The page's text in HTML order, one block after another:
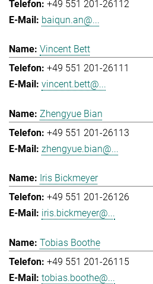
+49 551 201-26112
baiqun.an@...
Vincent Bett
+49 551 201-26111
vincent.bett@...
Zhengyue Bian
+49 551 201-26113
zhengyue.bian@...
Iris Bickmeyer
+49 551 201-26126
iris.bickmeyer@...
Tobias Boothe
+49 551 201-26115
tobias.boothe@...